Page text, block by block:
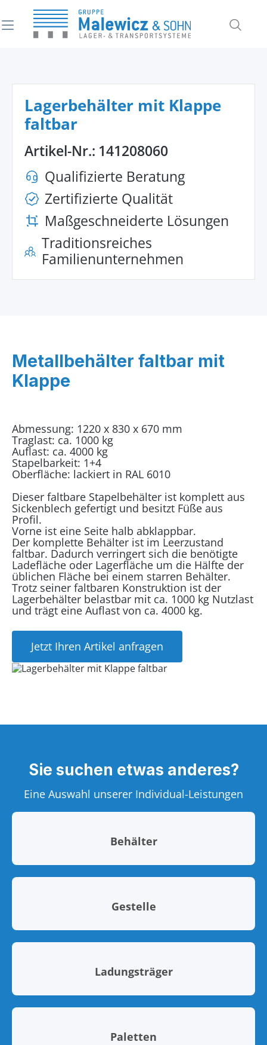
springen
Lagerbehälter mit Klappe
faltbar
Artikel-Nr.: 141208060
Qualifizierte Beratung
Zertifizierte Qualität
Maßgeschneiderte Lösungen
Traditionsreiches
Familienunternehmen
Metallbehälter faltbar mit
Klappe
Abmessung: 1220 x 830 x 670 mm
Traglast: ca. 1000 kg
Auflast: ca. 4000 kg
Stapelbarkeit: 1+4
Oberfläche: lackiert in RAL 6010
Dieser faltbare Stapelbehälter ist komplett aus
Sickenblech gefertigt und besitzt Füße aus
Profil.
Vorne ist eine Seite halb abklappbar.
Der komplette Behälter ist im Leerzustand
faltbar. Dadurch verringert sich die benötigte
Ladefläche oder Lagerfläche um die Hälfte der
üblichen Fläche bei einem starren Behälter.
Trotz seiner faltbaren Konstruktion ist der
Lagerbehälter belastbar mit ca. 1000 kg Nutzlast
und trägt eine Auflast von ca. 4000 kg.
Jetzt Ihren Artikel anfragen
Sie suchen etwas anderes?
Eine Auswahl unserer Individual-Leistungen
Behälter
Gestelle
Ladungsträger
Paletten